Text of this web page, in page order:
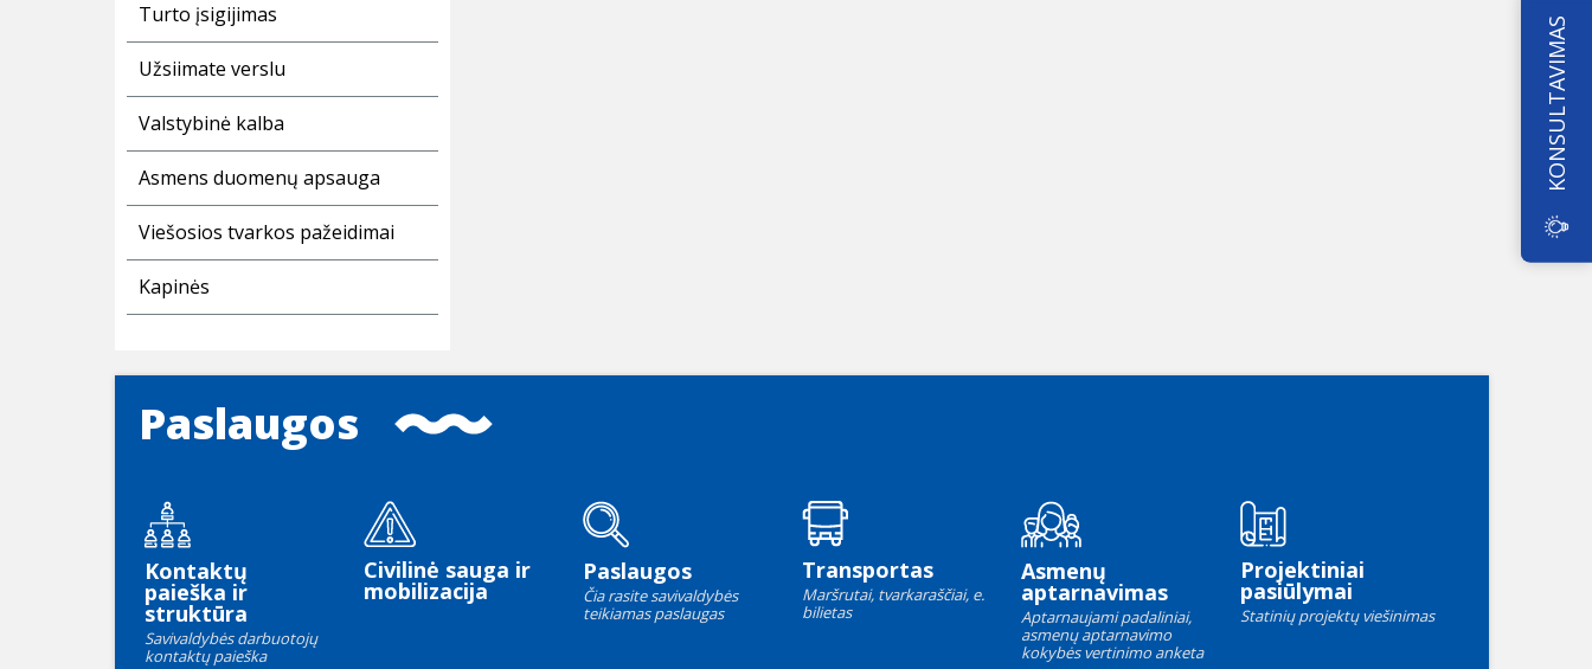
Turto įsigijimas
Užsiimate verslu
Valstybinė kalba
Asmens duomenų apsauga
Viešosios tvarkos pažeidimai
Kapinės
Paslaugos
Kontaktų
paieška ir
struktūra
Savivaldybės darbuotojų
kontaktų paieška
Civilinė sauga ir
mobilizacija
Paslaugos
Čia rasite savivaldybės
teikiamas paslaugas
Transportas
Maršrutai, tvarkaraščiai, e.
bilietas
Asmenų
aptarnavimas
Aptarnaujami padaliniai,
asmenų aptarnavimo
kokybės vertinimo anketa
Projektiniai
pasiūlymai
Statinių projektų viešinimas
KONSULTAVIMAS